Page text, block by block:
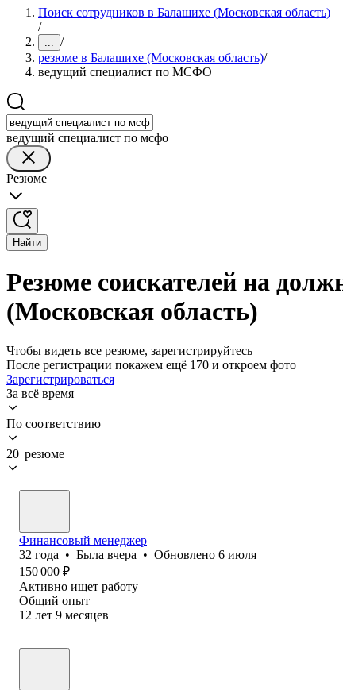
Поиск сотрудников в Балашихе (Московская область)
/
... /
резюме в Балашихе (Московская область)/
ведущий специалист по МСФО
ведущий специалист по мсфо
Резюме
Найти
Резюме соискателей на
(Московская область)
Чтобы видеть все резюме, зарегистрируйтесь
После регистрации покажем ещё 170 и откроем фото
Зарегистрироваться
За всё время
По соответствию
20 резюме
Финансовый менеджер
32 года • Была вчера • Обновлено 6 июля
150 000 ₽
Активно ищет работу
Общий опыт
12 лет 9 месяцев